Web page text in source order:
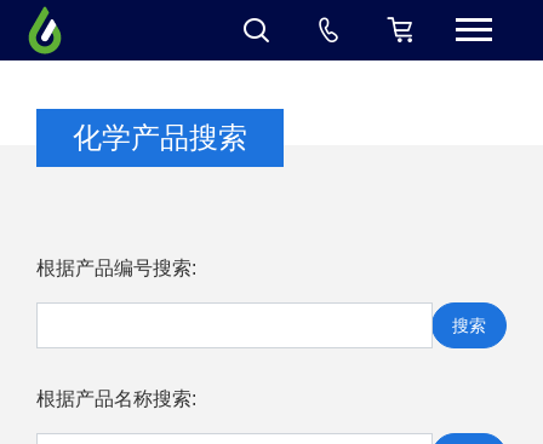
化学产品搜索
根据产品编号搜索:
搜索
根据产品名称搜索: